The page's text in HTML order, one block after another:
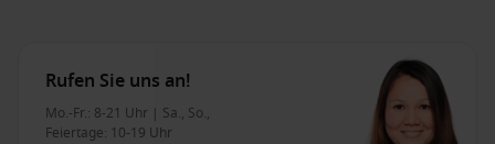
Rufen Sie uns an!
Mo.-Fr.: 8-21 Uhr | Sa., So.,
Feiertage: 10-19 Uhr